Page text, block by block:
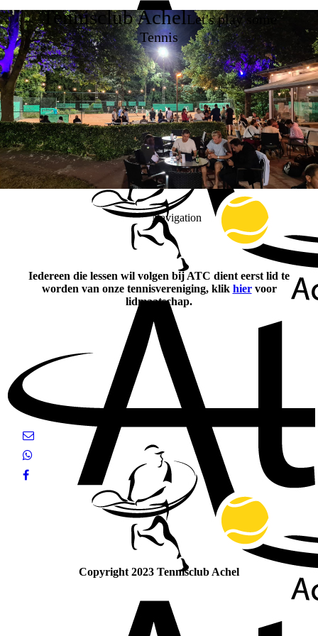
Tennisclub AchelLet's play some
Tennis
Navigation
Iedereen die lessen wil volgen bij ATC dient eerst lid te
worden van onze tennisvereniging, klik hiervoor
lidmaatschap.
Copyright 2023 Tennisclub Achel